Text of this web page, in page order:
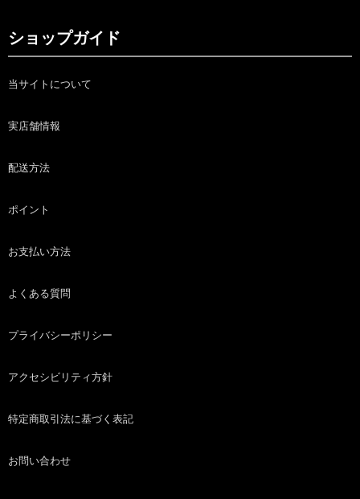
ショップガイド
当サイトについて
実店舗情報
配送方法
ポイント
お支払い方法
よくある質問
プライバシーポリシー
アクセシビリティ方針
特定商取引法に基づく表記
お問い合わせ